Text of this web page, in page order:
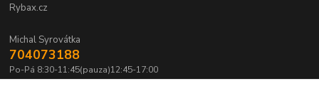
Rybax.cz
Michal Syrovátka
704073188
Po-Pá 8:30-11:45(pauza)12:45-17:00